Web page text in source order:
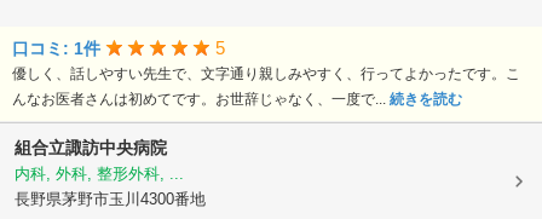
口コミ: 1件 5
優しく、話しやすい先生で、文字通り親しみやすく、行ってよかったです。こ
んなお医者さんは初めてです。お世辞じゃなく、一度で... 続きを読む
組合立諏訪中央病院
内科, 外科, 整形外科, ...
長野県茅野市玉川4300番地